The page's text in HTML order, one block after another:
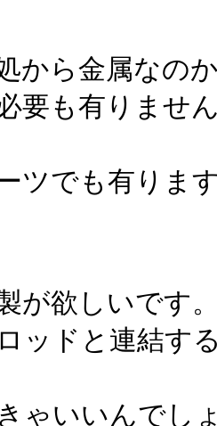
から金属なの
要も有りませ
ツでも有りま
が欲しいです
ッドと連結す
ゃいいんでし